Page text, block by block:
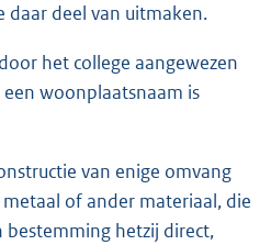
daar deel van uitmaken.
het college aangewezen
woonplaatsnaam is
van enige omvang
of ander materiaal, die
bestemming hetzij direct,